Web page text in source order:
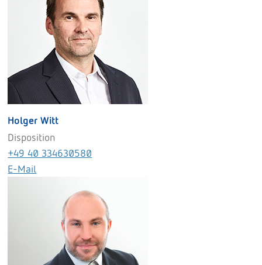
Holger Witt
Disposition
+49 40 334630580
E-Mail